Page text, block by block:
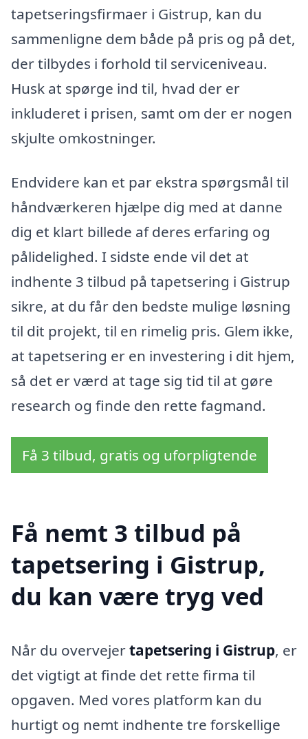
tapetseringsfirmaer i Gistrup, kan du
sammenligne dem både på pris og på det,
der tilbydes i forhold til serviceniveau.
Husk at spørge ind til, hvad der er
inkluderet i prisen, samt om der er nogen
skjulte omkostninger.
Endvidere kan et par ekstra spørgsmål til
håndværkeren hjælpe dig med at danne
dig et klart billede af deres erfaring og
pålidelighed. I sidste ende vil det at
indhente 3 tilbud på tapetsering i Gistrup
sikre, at du får den bedste mulige løsning
til dit projekt, til en rimelig pris. Glem ikke,
at tapetsering er en investering i dit hjem,
så det er værd at tage sig tid til at gøre
research og finde den rette fagmand.
Få 3 tilbud, gratis og uforpligtende
Få nemt 3 tilbud på
tapetsering i Gistrup,
du kan være tryg ved
Når du overvejertapetsering i Gistrup, er
det vigtigt at finde det rette firma til
opgaven. Med vores platform kan du
hurtigt og nemt indhente tre forskellige